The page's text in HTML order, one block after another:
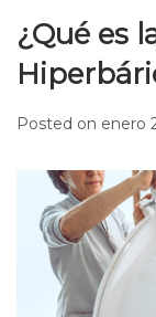
¿Qué es
Posted on enero